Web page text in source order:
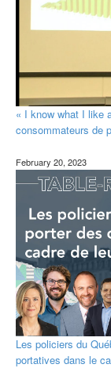
« I know what I like
consommateurs de
February 20, 2023
Les policiers du
portatives dans le